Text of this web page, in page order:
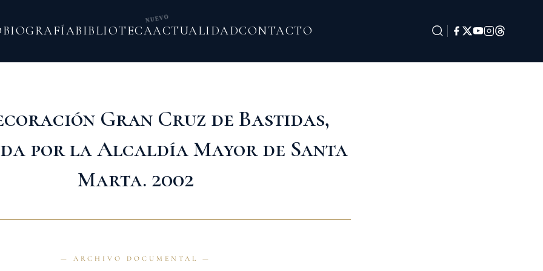
BIOGRAFÍABIBLIOTECA
NUEVO
ACTUALIDADCONTACTO
Gran Cruz de Bastidas,
por la Alcaldía Mayor de Santa
Marta. 2002